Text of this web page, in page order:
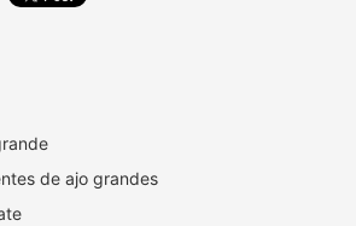
de ajo grandes